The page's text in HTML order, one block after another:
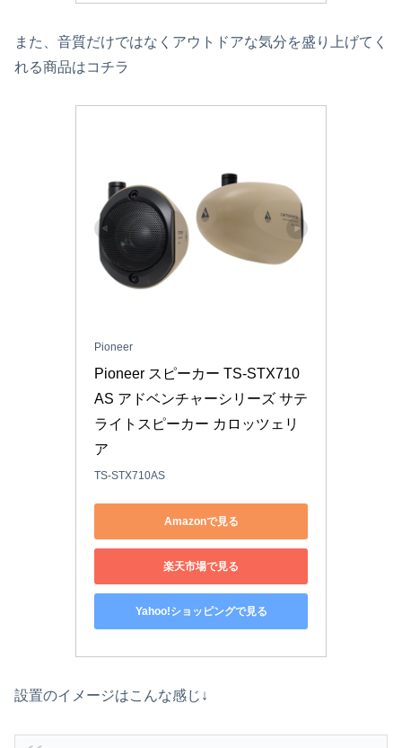
また、音質だけではなくアウトドアな気分を盛り上げてく
れる商品はコチラ
Pioneer
Pioneer スピーカー TS-STX710
AS アドベンチャーシリーズ サテ
ライトスピーカー カロッツェリ
ア
TS-STX710AS
Amazonで見る
楽天市場で見る
Yahoo!ショッピングで見る
設置のイメージはこんな感じ↓